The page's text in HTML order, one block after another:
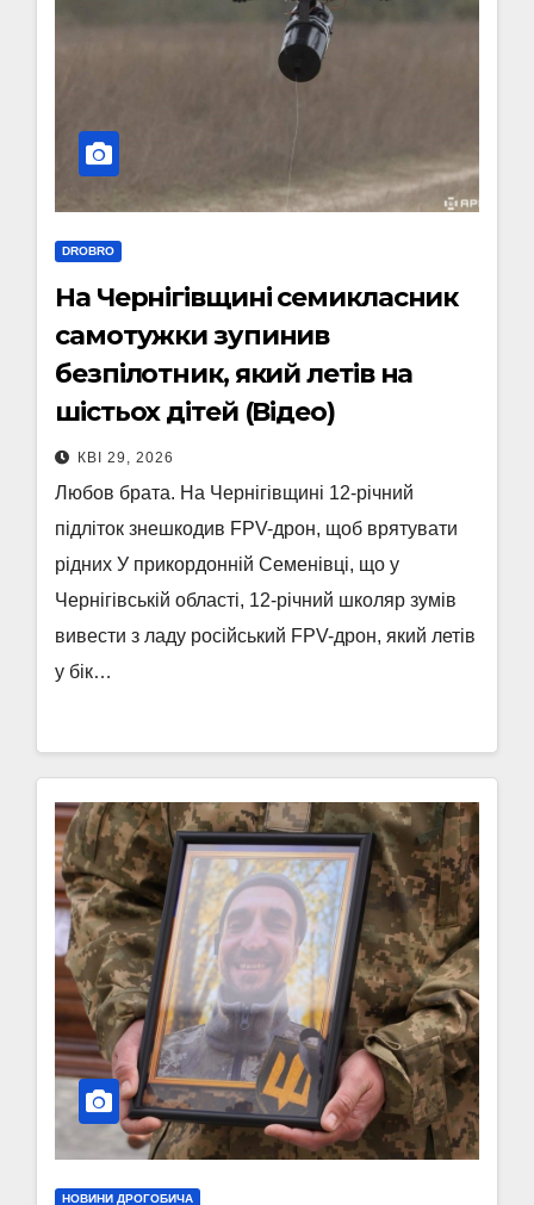
DROBRO
На Чернігівщині семикласник
самотужки зупинив
безпілотник, який летів на
шістьох дітей (Відео)
КВІ 29, 2026
Любов брата. На Чернігівщині 12-річний
підліток знешкодив FPV-дрон, щоб врятувати
рідних У прикордонній Семенівці, що у
Чернігівській області, 12-річний школяр зумів
вивести з ладу російський FPV-дрон, який летів
у бік…
НОВИНИ ДРОГОБИЧА